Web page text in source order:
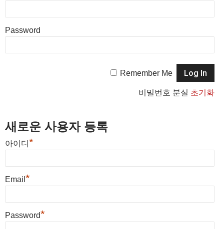
Password
Remember Me
비밀번호 분실 초기화
새로운 사용자 등록
아이디 *
Email *
Password*